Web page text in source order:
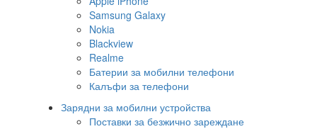
Samsung Galaxy
Nokia
Blackview
Realme
Батерии за мобилни телефони
Калъфи за телефони
Зарядни за мобилни устройства
Поставки за безжично зареждане